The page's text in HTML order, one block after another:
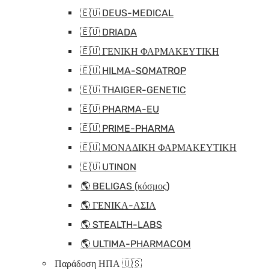
🇪🇺 DEUS-MEDICAL
🇪🇺 DRIADA
🇪🇺 ΓΕΝΙΚΗ ΦΑΡΜΑΚΕΥΤΙΚΗ
🇪🇺 HILMA-SOMATROP
🇪🇺 THAIGER-GENETIC
🇪🇺 PHARMA-EU
🇪🇺 PRIME-PHARMA
🇪🇺 ΜΟΝΑΔΙΚΗ ΦΑΡΜΑΚΕΥΤΙΚΗ
🇪🇺 UTINON
🌎 BELIGAS (κόσμος)
🌎 ΓΕΝΙΚΑ-ΑΣΙΑ
🌎 STEALTH-LABS
🌎 ULTIMA-PHARMACOM
Παράδοση ΗΠΑ 🇺🇸